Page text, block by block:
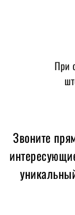
При
Звоните